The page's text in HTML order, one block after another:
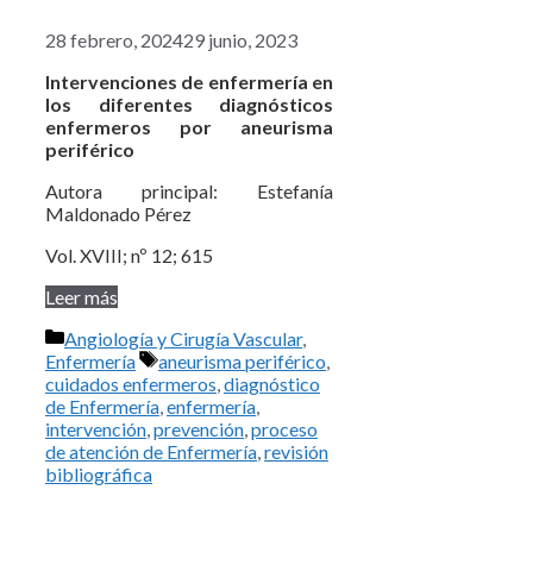
28 febrero, 202429 junio, 2023
Intervenciones de enfermería en
los diferentes diagnósticos
enfermeros por aneurisma
periférico
Autora principal: Estefanía
Maldonado Pérez
Vol. XVIII; nº 12; 615
Leer más
Categorías
Angiología y Cirugía Vascular,
Enfermería
Etiquetas
aneurisma periférico
cuidados enfermeros diagnóstico
de Enfermería enfermería
intervención prevención proceso
de atención de Enfermería revisión
bibliográfica